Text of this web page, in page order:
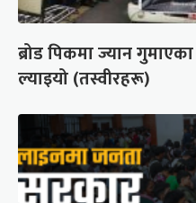
ब्रोड पिकमा ज्यान
ल्याइयो (तस्वीरहरू)